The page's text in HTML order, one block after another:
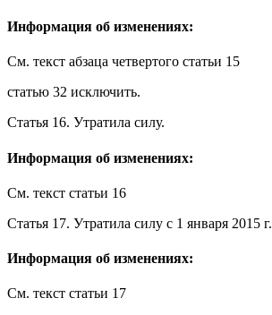
Информация об изменениях:
См. текст абзаца четвертого статьи 15
статью 32 исключить.
Статья 16. Утратила силу.
Информация об изменениях:
См. текст статьи 16
Статья 17. Утратила силу с 1 января 2015 г.
Информация об изменениях:
См. текст статьи 17